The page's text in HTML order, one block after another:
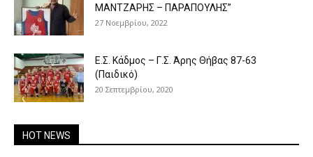
ΜΑΝΤΖΑΡΗΣ – ΠΑΡΑΠΟΥΛΗΣ”
27 Νοεμβρίου, 2022
Ε.Σ. Κάδμος – Γ.Σ. Άρης Θήβας 87-63
(Παιδικό)
20 Σεπτεμβρίου, 2020
HOT NEWS